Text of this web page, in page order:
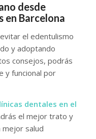
desde
en Barcelona
el edentulismo
y adoptando
consejos, podrás
y funcional por
dentales en el
el mejor trato y
salud